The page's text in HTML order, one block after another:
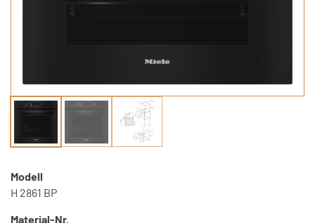
Modell
H 2861 BP
Material-Nr.